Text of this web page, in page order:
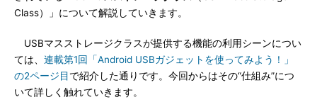
Class）」について解説していきます。
USBマスストレージクラスが提供する機能の利用シーンについ
ては、 連載第1回「Android USBガジェットを使ってみよう！」
の2ページ目 で紹介した通りです。今回からはその“仕組み”につ
いて詳しく触れていきます。